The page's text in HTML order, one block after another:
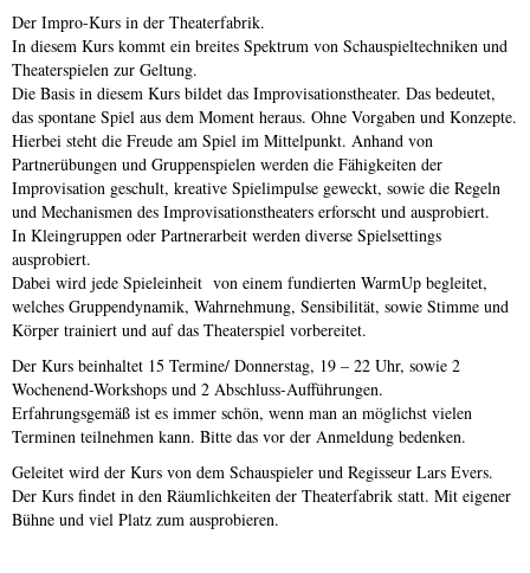
Der Impro-Kurs in der Theaterfabrik.
In diesem Kurs kommt ein breites Spektrum von Schauspieltechniken und
Theaterspielen zur Geltung.
Die Basis in diesem Kurs bildet das Improvisationstheater. Das bedeutet,
das spontane Spiel aus dem Moment heraus. Ohne Vorgaben und Konzepte.
Hierbei steht die Freude am Spiel im Mittelpunkt. Anhand von
Partnerübungen und Gruppenspielen werden die Fähigkeiten der
Improvisation geschult, kreative Spielimpulse geweckt, sowie die Regeln
und Mechanismen des Improvisationstheaters erforscht und ausprobiert.
In Kleingruppen oder Partnerarbeit werden diverse Spielsettings
ausprobiert.
Dabei wird jede Spieleinheit von einem fundierten WarmUp begleitet,
welches Gruppendynamik, Wahrnehmung, Sensibilität, sowie Stimme und
Körper trainiert und auf das Theaterspiel vorbereitet.
Der Kurs beinhaltet 15 Termine/ Donnerstag, 19 – 22 Uhr, sowie 2
Wochenend-Workshops und 2 Abschluss-Aufführungen.
Erfahrungsgemäß ist es immer schön, wenn man an möglichst vielen
Terminen teilnehmen kann. Bitte das vor der Anmeldung bedenken.
Geleitet wird der Kurs von dem Schauspieler und Regisseur Lars Evers.
Der Kurs findet in den Räumlichkeiten der Theaterfabrik statt. Mit eigener
Bühne und viel Platz zum ausprobieren.